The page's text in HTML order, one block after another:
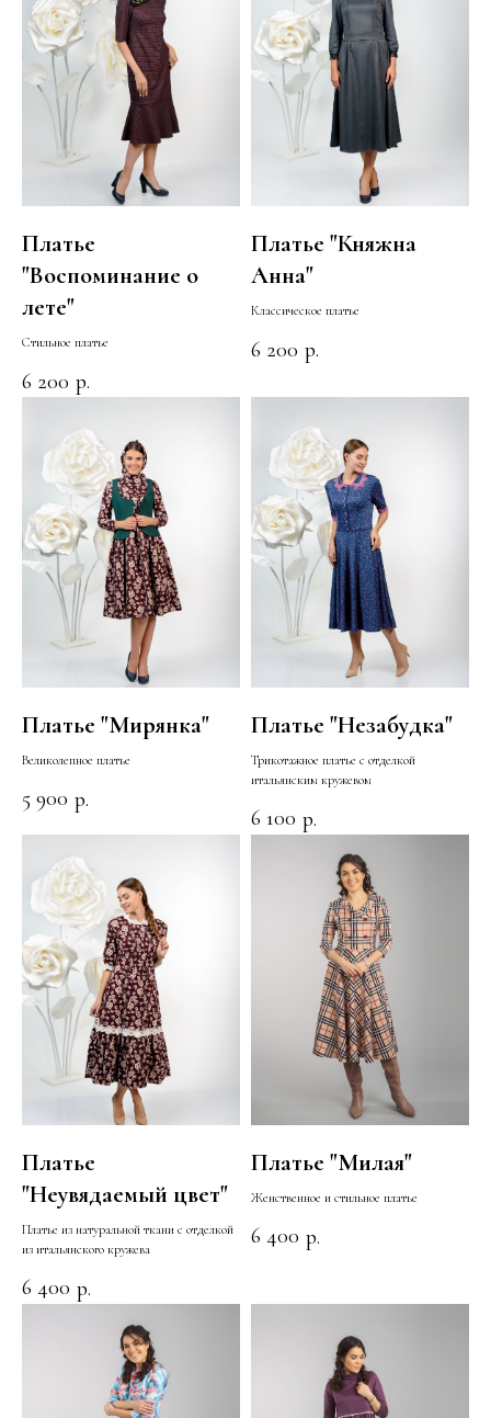
Платье
"Воспоминание о
лете"
Стильное платье
6 200 р.
Платье "Княжна
Анна"
Классическое платье
6 200 р.
Платье "Мирянка"
Великолепное платье
5 900 р.
Платье "Незабудка"
Трикотажное платье с отделкой
итальянским кружевом
6 100 р.
Платье
"Неувядаемый цвет"
Платье из натуральной ткани с отделкой
из итальянского кружева
6 400 р.
Платье "Милая"
Женственное и стильное платье
6 400 р.